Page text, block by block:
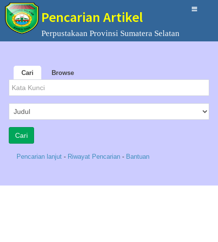
Pencarian Artikel
Perpustakaan Provinsi Sumatera Selatan
Cari Browse
Pencarian lanjut - Riwayat Pencarian - Bantuan